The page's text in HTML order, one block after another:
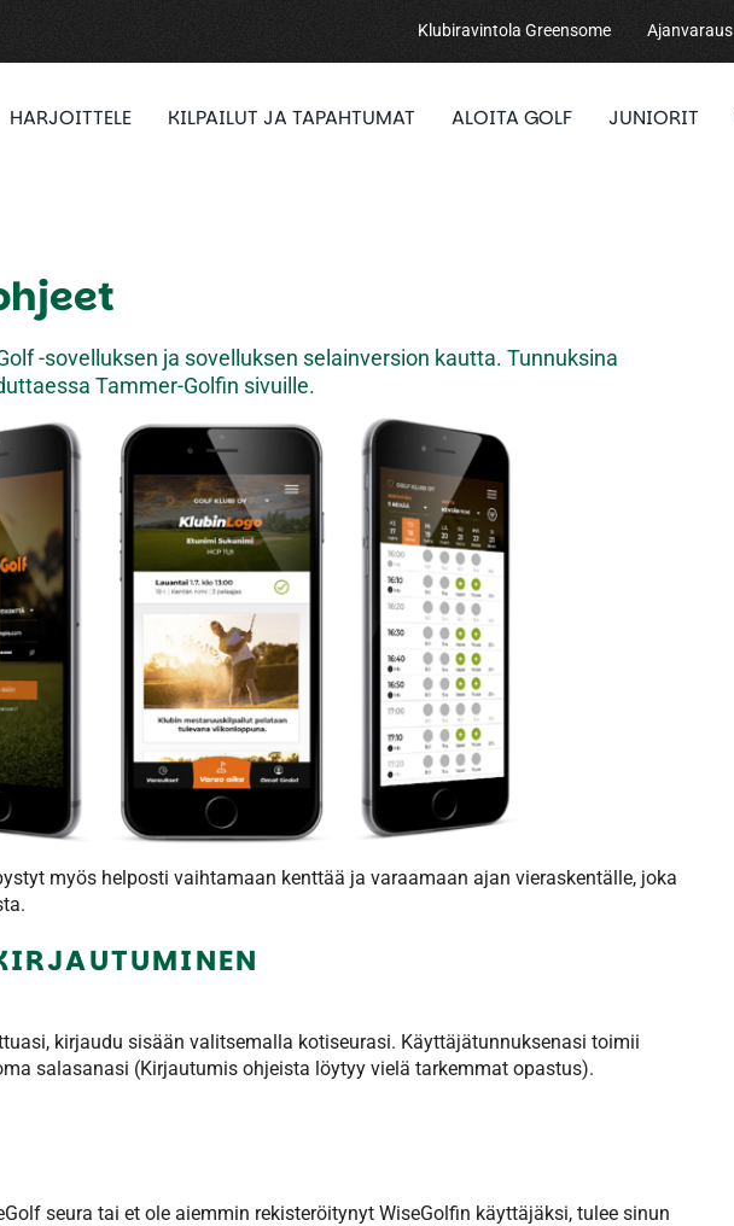
Klubiravintola Greensome Ajanvaraus
HARJOITTELE KILPAILUT JA TAPAHTUMAT ALOITA GOLF JUNIORIT
-sovelluksen ja sovelluksen selainversion kautta. Tunnuksina
Tammer-Golfin sivuille.
myös helposti vaihtamaan kenttää ja varaamaan ajan vieraskentälle, joka
kirjaudu sisään valitsemalla kotiseurasi. Käyttäjätunnuksenasi toimii
salasanasi (Kirjautumis ohjeista löytyy vielä tarkemmat opastus).
seura tai et ole aiemmin rekisteröitynyt WiseGolfin käyttäjäksi, tulee sinun